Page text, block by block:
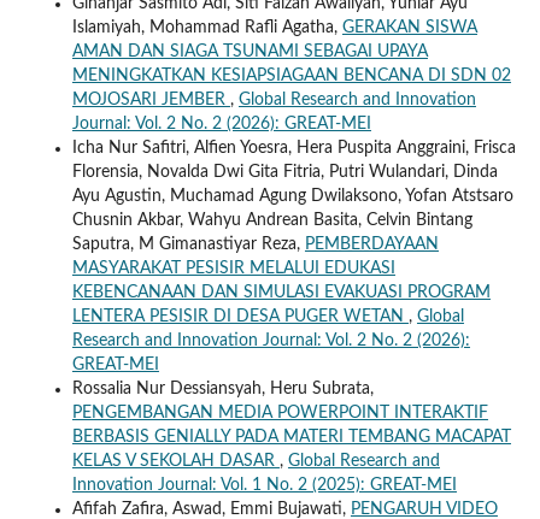
Islamiyah, Mohammad Rafli Agatha, GERAKAN SISWA
AMAN DAN SIAGA TSUNAMI SEBAGAI UPAYA
MENINGKATKAN KESIAPSIAGAAN BENCANA DI SDN 02
MOJOSARI JEMBER , Global Research and Innovation
Journal: Vol. 2 No. 2 (2026): GREAT-MEI
Icha Nur Safitri, Alfien Yoesra, Hera Puspita Anggraini, Frisca
Florensia, Novalda Dwi Gita Fitria, Putri Wulandari, Dinda
Ayu Agustin, Muchamad Agung Dwilaksono, Yofan Atstsaro
Chusnin Akbar, Wahyu Andrean Basita, Celvin Bintang
Saputra, M Gimanastiyar Reza, PEMBERDAYAAN
MASYARAKAT PESISIR MELALUI EDUKASI
KEBENCANAAN DAN SIMULASI EVAKUASI PROGRAM
LENTERA PESISIR DI DESA PUGER WETAN , Global
Research and Innovation Journal: Vol. 2 No. 2 (2026):
GREAT-MEI
Rossalia Nur Dessiansyah, Heru Subrata,
PENGEMBANGAN MEDIA POWERPOINT INTERAKTIF
BERBASIS GENIALLY PADA MATERI TEMBANG MACAPAT
KELAS V SEKOLAH DASAR , Global Research and
Innovation Journal: Vol. 1 No. 2 (2025): GREAT-MEI
Afifah Zafira, Aswad, Emmi Bujawati, PENGARUH VIDEO